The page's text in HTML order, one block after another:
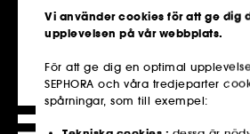
Click & Collect
Hämta i butik​
Läs mer om det
Vi använder cookies för att ge dig
upplevelsen på vår webbplats.
För att ge dig en optimal
SEPHORA och våra tredjeparter
spårningar, som till exempel: